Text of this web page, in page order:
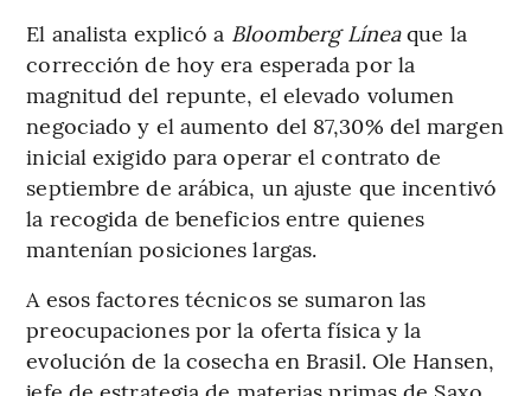
El analista explicó a Bloomberg Líneaque la
corrección de hoy era esperada por la
magnitud del repunte, el elevado volumen
negociado y el aumento del 87,30% del margen
inicial exigido para operar el contrato de
septiembre de arábica, un ajuste que incentivó
la recogida de beneficios entre quienes
mantenían posiciones largas.
A esos factores técnicos se sumaron las
preocupaciones por la oferta física y la
evolución de la cosecha en Brasil. Ole Hansen,
jefe de estrategia de materias primas de Saxo